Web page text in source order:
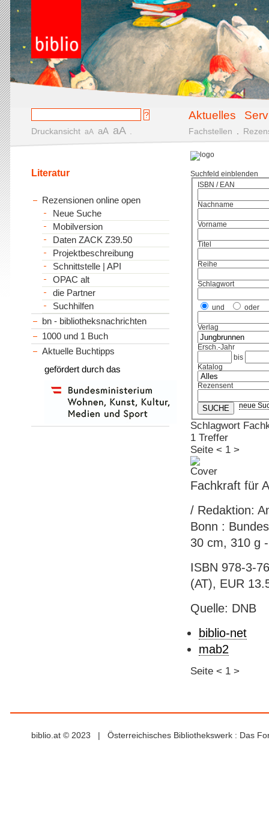
Aktuelles
Druckansicht aA aA aA Fachstellen
Suchfeld einblenden
ISBN / EAN
Nachname
Vorname
Titel
Reihe
Schlagwort
und oder
Verlag
Ersch.-Jahr
bis
Katalog
Rezensent
neue
Schlagwort
1 Treffer
Seite < 1 >
Fachkraft für
/ Redaktion:
Bonn :
30 cm, 310 g
ISBN 978-3-
(AT), EUR
Quelle: DNB
biblio-net
mab2
Seite < 1 >
Literatur
Rezensionen online open
Neue Suche
Mobilversion
Daten ZACK Z39.50
Projektbeschreibung
Schnittstelle | API
OPAC alt
die Partner
Suchhilfen
bn - bibliotheksnachrichten
1000 und 1 Buch
Aktuelle Buchtipps
gefördert durch das
biblio.at © 2023 | Österreichisches Bibliothekswerk : Das